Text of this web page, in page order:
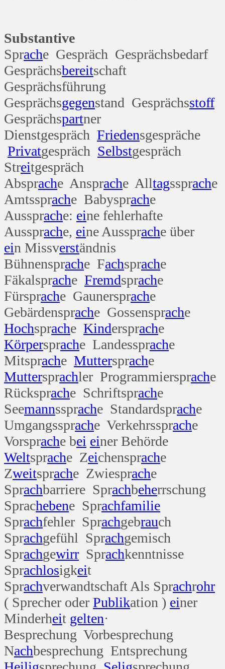
Substantive
Sprache Gespräch Gesprächsbedarf
Gesprächsbereitschaft
Gesprächsführung
Gesprächsgegenstand Gesprächsstoff
Gesprächspartner
Dienstgespräch Friedensgespräche
Privatgespräch Selbstgespräch
Streitgespräch
Absprache Ansprache Alltagssprache
Amtssprache Babysprache
Aussprache: eine fehlerhafte
Aussprache, eine Aussprache über
ein Missverständnis
Bühnensprache Fachsprache
Fäkalsprache Fremdsprache
Fürsprache Gaunersprache
Gebärdensprache Gossensprache
Hochsprache Kindersprache
Körpersprache Landessprache
Mitsprache Muttersprache
Muttersprachler Programmiersprache
Rücksprache Schriftsprache
Seemannssprache Standardsprache
Umgangssprache Verkehrssprache
Vorsprache bei einer Behörde
Weltsprache Zeichensprache
Zweitsprache Zwiesprache
Sprachbarriere Sprachbeherrschung
Sprachebene Sprachfamilie
Sprachfehler Sprachgebrauch
Sprachgefühl Sprachgemisch
Sprachgewirr Sprachkenntnisse
Sprachlosigkeit
Sprachverwandtschaft Als Sprachrohr
( Sprecher oder Publikation ) einer
Minderheit gelten·
Besprechung Vorbesprechung
Nachbesprechung Entsprechung